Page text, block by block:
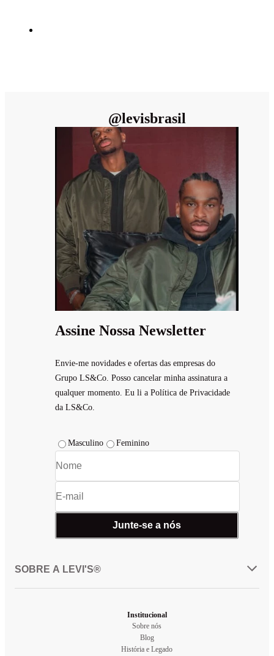
@levisbrasil
Assine Nossa Newsletter
Envie-me novidades e ofertas das empresas do
Grupo LS&Co. Posso cancelar minha assinatura a
qualquer momento. Eu li a Política de Privacidade
da LS&Co.
Masculino Feminino
Junte-se a nós
SOBRE A LEVI'S®
Institucional
Sobre nós
Blog
História e Legado